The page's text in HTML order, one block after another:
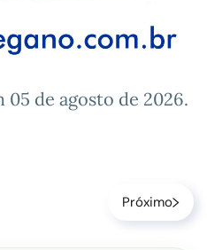
05 de agosto de 2026.
Próximo